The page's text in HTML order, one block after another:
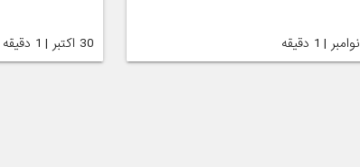
30 اکتبر | 1 دقیقه